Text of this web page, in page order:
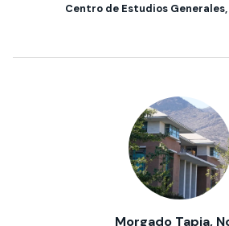
Centro de Estudios
Morgado Tapia,